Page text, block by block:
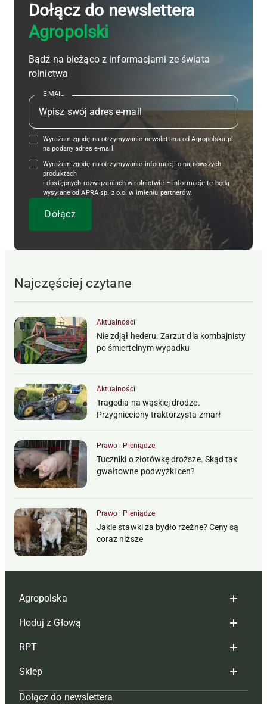
Dołącz do newslettera
Agropolski
Bądź na bieżąco z informacjami ze świata
rolnictwa
E-MAIL
Wyrażam zgodę na otrzymywanie newslettera od Agropolska.pl
na podany adres e-mail.
Wyrażam zgodę na otrzymywanie informacji o najnowszych
produktach
i dostępnych rozwiązaniach w rolnictwie – informacje te będą
wysyłane od APRA sp. z o.o. w imieniu partnerów.
Najczęściej czytane
Aktualności
Nie zdjął hederu. Zarzut dla kombajnisty
po śmiertelnym wypadku
Aktualności
Tragedia na wąskiej drodze.
Przygnieciony traktorzysta zmarł
Prawo i Pieniądze
Tuczniki o złotówkę droższe. Skąd tak
gwałtowne podwyżki cen?
Prawo i Pieniądze
Jakie stawki za bydło rzeźne? Ceny są
coraz niższe
Agropolska
Redakcja
Reklama
Tagi
Mapa serwisu
Hoduj z Głową
Hoduj z głową bydło
Hoduj z głową świnie
Prenumerata
RPT
Redakcja
Prenumerata
Sklep
Czasopisma i prenumerata
Dołącz do newslettera